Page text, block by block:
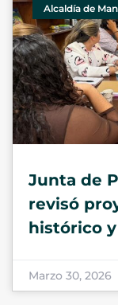
Alcaldía de
Junta de
revisó
histórico
Marzo 30, 2026